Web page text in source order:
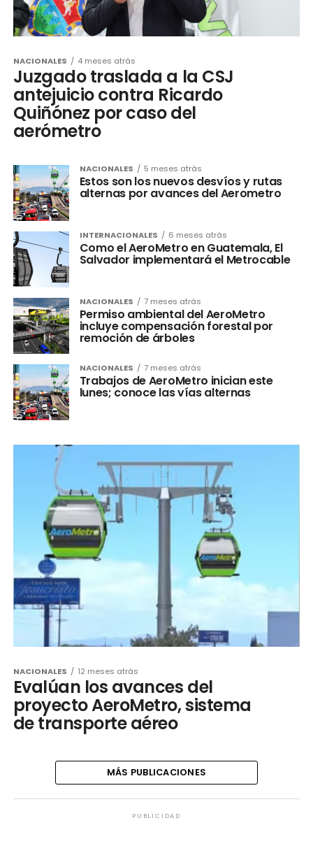
NACIONALES 4 meses atrás
Juzgado traslada a la CSJ
antejuicio contra Ricardo
Quiñónez por caso del
aerómetro
NACIONALES 5 meses atrás
Estos son los nuevos desvíos y rutas
alternas por avances del Aerometro
INTERNACIONALES 6 meses atrás
Como el AeroMetro en Guatemala, El
Salvador implementará el Metrocable
NACIONALES 7 meses atrás
Permiso ambiental del AeroMetro
incluye compensación forestal por
remoción de árboles
NACIONALES 7 meses atrás
Trabajos de AeroMetro inician este
lunes; conoce las vías alternas
NACIONALES 12 meses atrás
Evalúan los avances del
proyecto AeroMetro, sistema
de transporte aéreo
MÁS PUBLICACIONES
PUBLICIDAD